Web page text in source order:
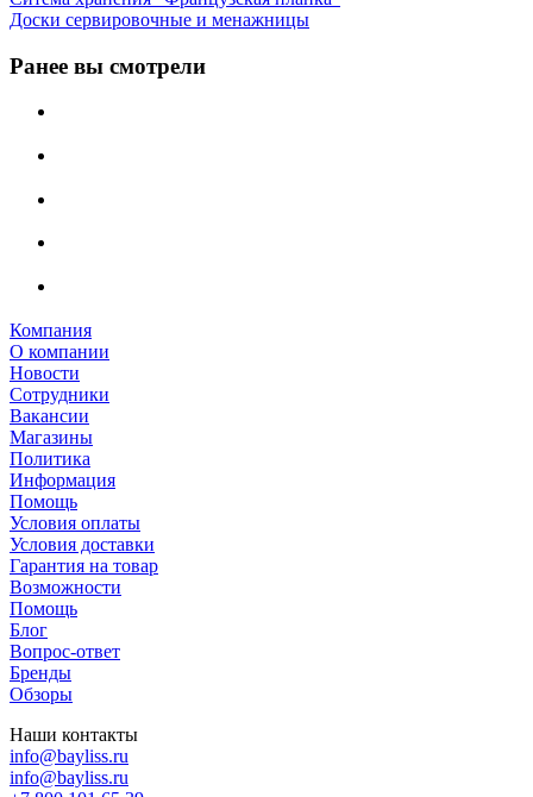
Доски сервировочные и менажницы
Ранее вы смотрели
Компания
О компании
Новости
Сотрудники
Вакансии
Магазины
Политика
Информация
Помощь
Условия оплаты
Условия доставки
Гарантия на товар
Возможности
Помощь
Блог
Вопрос-ответ
Бренды
Обзоры
Наши контакты
info@bayliss.ru
info@bayliss.ru